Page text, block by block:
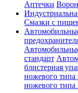
Аптечки
Смазки с
стандарт
блистерная
ножевого
ножевого